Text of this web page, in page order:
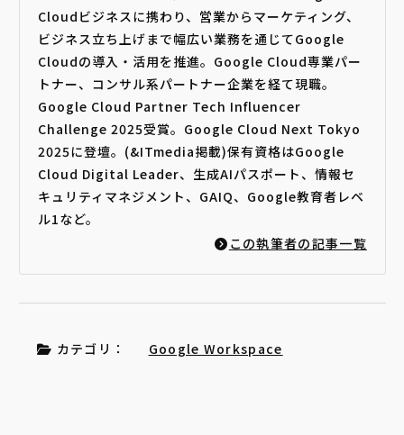
Cloudビジネスに携わり、営業からマーケティング、
ビジネス立ち上げまで幅広い業務を通じてGoogle
Cloudの導入・活用を推進。Google Cloud専業パー
トナー、コンサル系パートナー企業を経て現職。
Google Cloud Partner Tech Influencer
Challenge 2025受賞。Google Cloud Next Tokyo
2025に登壇。(&ITmedia掲載)保有資格はGoogle
Cloud Digital Leader、生成AIパスポート、情報セ
キュリティマネジメント、GAIQ、Google教育者レベ
ル1など。
この執筆者の記事一覧
カテゴリ： Google Workspace